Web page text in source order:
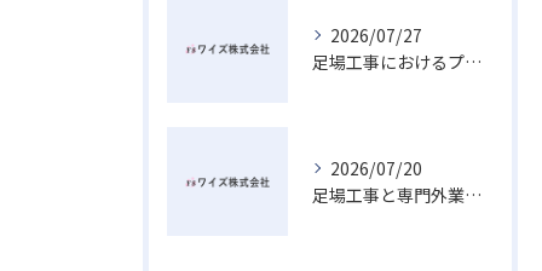
2026/07/27
足場工事におけるプラットフォームの意味と現場安全を高める最新活用術
2026/07/20
足場工事と専門外業者が熊野町で対応可能か法的リスクも踏まえた選び方